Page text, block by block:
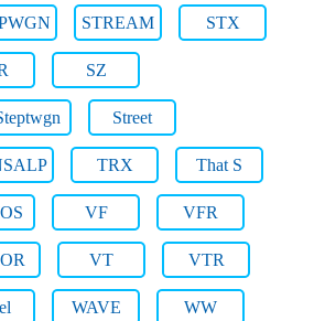
STREAM STX
SZ
Street
TRX That S
VF VFR
VT VTR
WAVE WW